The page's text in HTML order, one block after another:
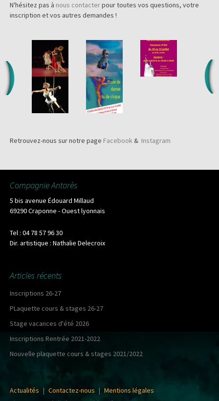
N'hésitez pas à nous contacterpour toutes vos questions, votre
inscription et vos autres demandes !
Retrouvez-nous sur notre page Facebook & Instagram
Compagnie Antarès
5 bis avenue Édouard Millaud
69290 Craponne - Ouest lyonnais
Tel : 04 78 57 96 30
Dir. artistique : Nathalie Delecroix
Articles récents
Inscriptions 26-27
PLaquette cours & stages 26-27
Stage vacances d'été 2026
Inscriptions Rentrée 2021-2022
Nouvelle plaquette cours & stages 2021/2022
Actualités | Contactez-nous | Mentions légales